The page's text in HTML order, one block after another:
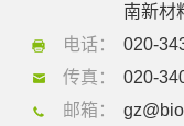
南新材
电话：
020-
传真：
020-
邮箱：